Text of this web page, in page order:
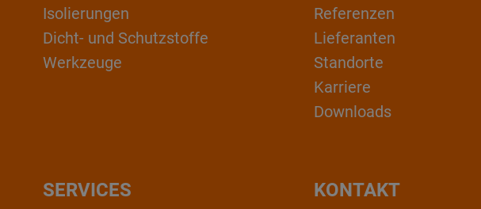
Isolierungen
Dicht- und Schutzstoffe
Werkzeuge
Referenzen
Lieferanten
Standorte
Karriere
Downloads
KONTAKT
SERVICES